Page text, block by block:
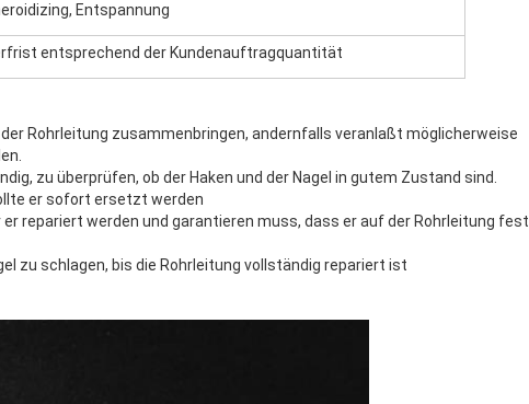
Entspannung
entsprechend der Kundenauftragquantität
Rohrleitung zusammenbringen, andernfalls veranlaßt möglicherweise
zu überprüfen, ob der Haken und der Nagel in gutem Zustand sind.
er sofort ersetzt werden
er repariert werden und garantieren muss, dass er auf der Rohrleitung fest
zu schlagen, bis die Rohrleitung vollständig repariert ist